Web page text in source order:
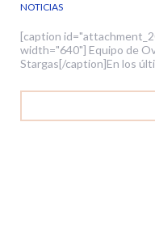
NOTICIAS
[caption
width="640"] Equipo de
Stargas[/caption]En los